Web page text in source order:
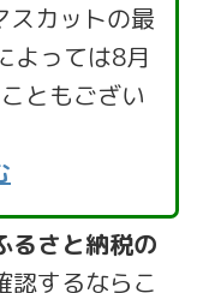
カットの最
よっては8月
ともござい
るさと納税の
認するならこ